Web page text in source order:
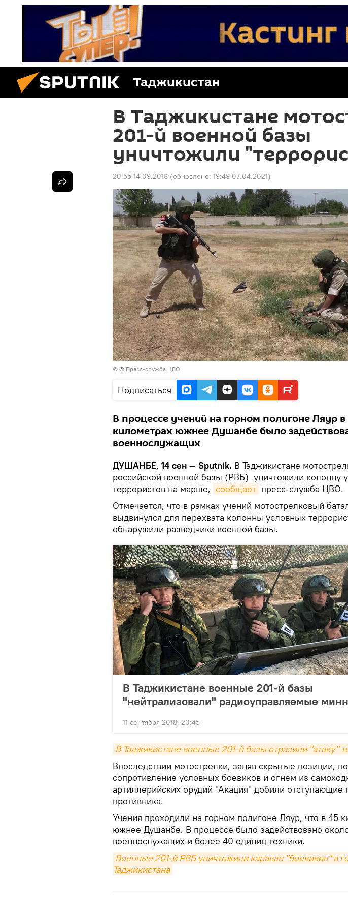
Таджикистан
В Таджикистане
201-й военной базы
уничтожили
20:55 14.09.2018 (обновлено: 19:49 07.04.2021)
© © Пресс-служба ЦВО
Подписаться
В процессе учений на горном полигоне Ляур
километрах южнее Душанбе было
военнослужащих
ДУШАНБЕ, 14 сен — Sputnik. В Таджикистане
российской военной базы (РВБ) уничтожили колонну
террористов на марше, сообщает пресс-служба ЦВО.
Отмечается, что в рамках учений мотострелковый
выдвинулся для перехвата колонны условных
обнаружили разведчики военной базы.
В Таджикистане военные 201-й базы
"нейтрализовали" радиоуправляемые
11 сентября 2018, 20:45
В Таджикистане военные 201-й базы отразили "атаку"
Впоследствии мотострелки, заняв скрытые позиции,
сопротивление условных боевиков и огнем из
артиллерийских орудий "Акация" добили отступающие
противника.
Учения проходили на горном полигоне Ляур, что в 45
южнее Душанбе. В процессе было задействовано
военнослужащих и более 40 единиц техники.
Военные 201-й РВБ уничтожили караван "боевиков" в
Таджикистана